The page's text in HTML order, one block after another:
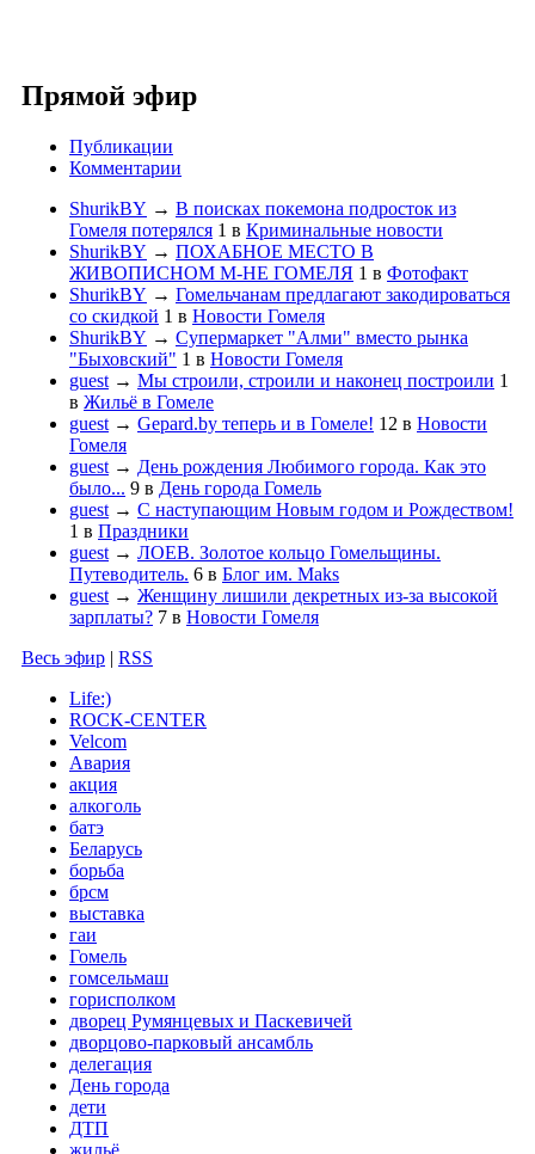
Прямой эфир
Публикации
Комментарии
ShurikBY → В поисках покемона подросток из
Гомеля потерялся 1 в Криминальные новости
ShurikBY → ПОХАБНОЕ МЕСТО В
ЖИВОПИСНОМ М-НЕ ГОМЕЛЯ 1 в Фотофакт
ShurikBY → Гомельчанам предлагают закодироваться
со скидкой 1 в Новости Гомеля
ShurikBY → Супермаркет "Алми" вместо рынка
"Быховский" 1 в Новости Гомеля
guest → Мы строили, строили и наконец построили 1
в Жильё в Гомеле
guest → Gepard.by теперь и в Гомеле! 12 в Новости
Гомеля
guest → День рождения Любимого города. Как это
было... 9 в День города Гомель
guest → С наступающим Новым годом и Рождеством!
1 в Праздники
guest → ЛОЕВ. Золотое кольцо Гомельщины.
Путеводитель. 6 в Блог им. Maks
guest → Женщину лишили декретных из-за высокой
зарплаты? 7 в Новости Гомеля
Весь эфир | RSS
Life:)
ROCK-CENTER
Velcom
Авария
акция
алкоголь
батэ
Беларусь
борьба
брсм
выставка
гаи
Гомель
гомсельмаш
горисполком
дворец Румянцевых и Паскевичей
дворцово-парковый ансамбль
делегация
День города
дети
ДТП